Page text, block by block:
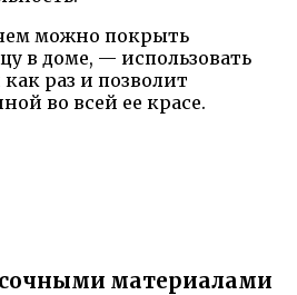
можно покрыть
в доме, — использовать
раз и позволит
во всей ее красе.
материалами